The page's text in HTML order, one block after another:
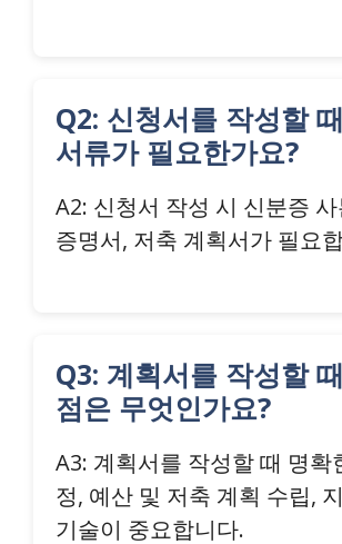
Q2: 신청서를 작성할
서류가 필요한가요?
A2: 신청서 작성 시 신분증
증명서, 저축 계획서가 필요
Q3: 계획서를 작성할
점은 무엇인가요?
A3: 계획서를 작성할 때 명확
정, 예산 및 저축 계획 수립,
기술이 중요합니다.